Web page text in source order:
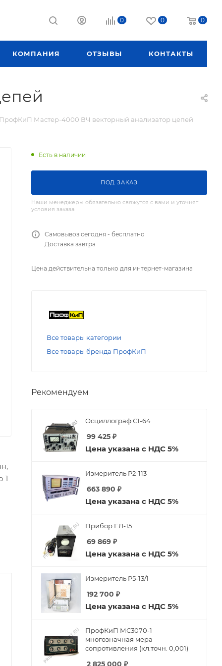
0 0 0
КОМПАНИЯ ОТЗЫВЫ КОНТАКТЫ
ПрофКиП Мастер-4000 ВЧ векторный анализатор цепей
1
Есть в наличии
ПОД ЗАКАЗ
Наши менеджеры обязательно свяжутся с вами и уточнят
условия заказа
Самовывоз сегодня - бесплатно
Доставка завтра
Цена действительна только для интернет-магазина
Все товары категории
Все товары бренда ПрофКиП
Рекомендуем
Осциллограф С1-64
99 425 ₽
Цена указана с НДС 5%
Измеритель Р2-113
663 890 ₽
Цена указана с НДС 5%
Прибор ЕЛ-15
69 869 ₽
Цена указана с НДС 5%
Измеритель Р5-13/1
192 700 ₽
Цена указана с НДС 5%
ПрофКиП МС3070-1
многозначная мера
сопротивления (кл.точн. 0,001)
2 825 000 ₽